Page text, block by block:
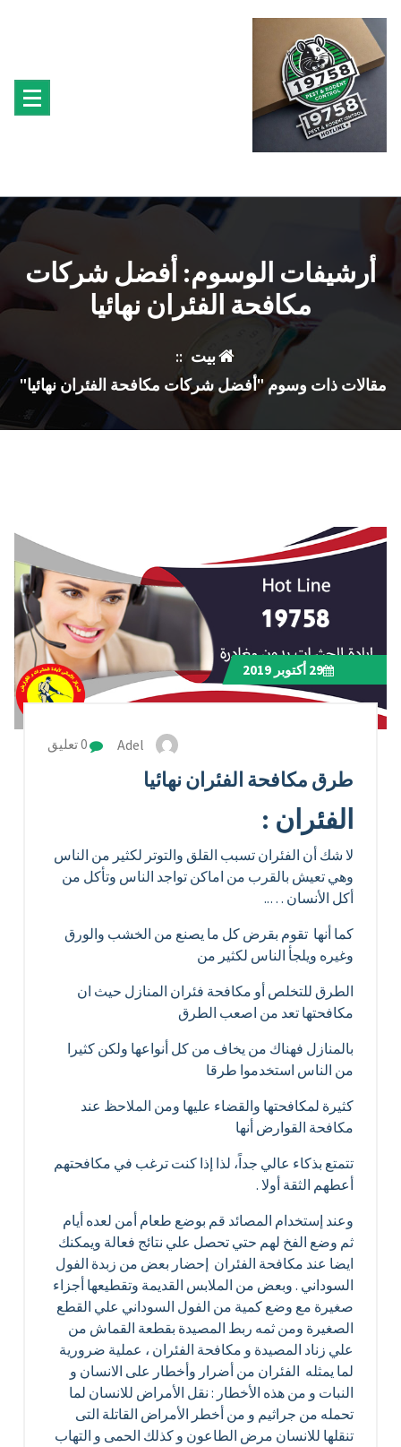
أرشيفات الوسوم: أفضل شركات
مكافحة الفئران نهائيا
بيت ::
مقالات ذات وسوم "أفضل شركات مكافحة الفئران نهائيا"
29أكتوبر 2019
Adel 0 تعليق
طرق مكافحة الفئران نهائيا
الفئران :
لا شك أن الفئران تسبب القلق والتوتر لكثير من الناس
وهي تعيش بالقرب من اماكن تواجد الناس وتأكل من
أكل الأنسان …..
كما أنها تقوم بقرض كل ما يصنع من الخشب والورق
وغيره ويلجأ الناس لكثير من
الطرق للتخلص أو مكافحة فئران المنازل حيث ان
مكافحتها تعد من اصعب الطرق
بالمنازل فهناك من يخاف من كل أنواعها ولكن كثيرا
من الناس استخدموا طرقا
كثيرة لمكافحتها والقضاء عليها ومن الملاحظ عند
مكافحة القوارض أنها
تتمتع بذكاء عالي جداً، لذا إذا كنت ترغب في مكافحتهم
أعطهم الثقة أولا .
وعند إستخدام المصائد قم بوضع طعام أمن لعده أيام
ثم وضع الفخ لهم حتي تحصل علي نتائج فعالة ويمكنك
ايضا عند مكافحة الفئران إحضار بعض من زبدة الفول
السوداني . وبعض من الملابس القديمة وتقطيعها أجزاء
صغيرة مع وضع كمية من الفول السوداني علي القطع
الصغيرة ومن ثمه ربط المصيدة بقطعة القماش من
علي زناد المصيدة و مكافحة الفئران ، عملية ضرورية
لما يمثله الفئران من أضرار وأخطار على الانسان و
النبات و من هذه الأخطار : نقل الأمراض للانسان لما
تحمله من جراثيم و من أخطر الأمراض القاتلة التى
تنقلها للانسان مرض الطاعون و كذلك الحمى و التهاب